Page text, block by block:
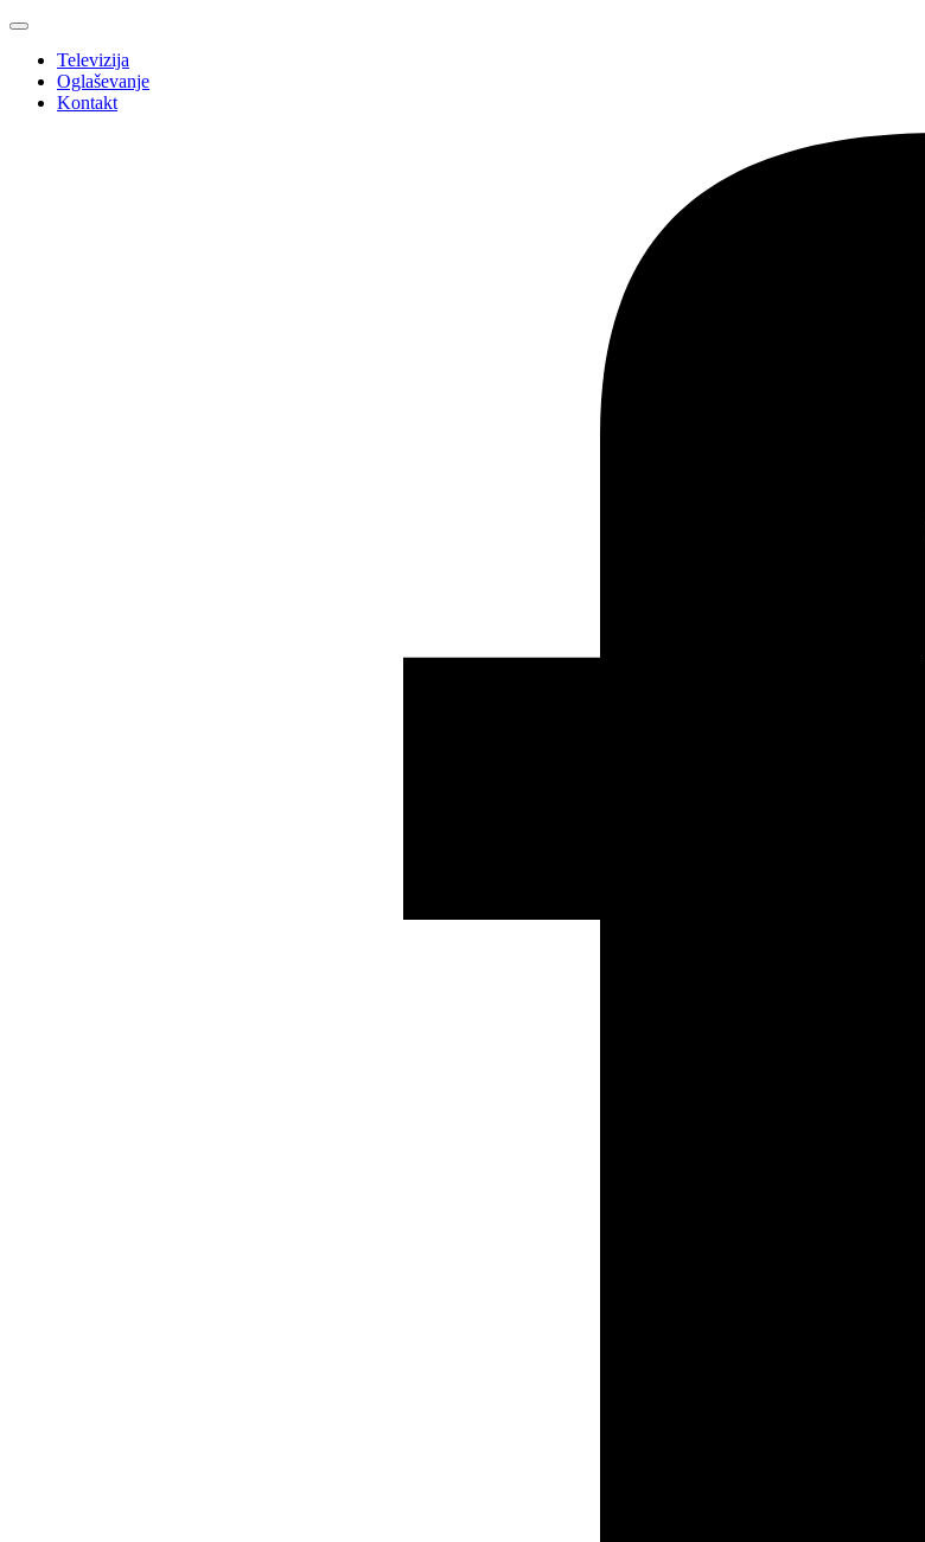
Televizija
Oglaševanje
Kontakt